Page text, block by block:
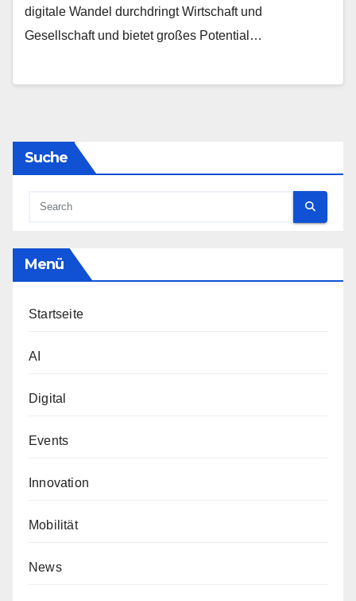
digitale Wandel durchdringt Wirtschaft und
Gesellschaft und bietet großes Potential…
Suche
Menü
Startseite
AI
Digital
Events
Innovation
Mobilität
News